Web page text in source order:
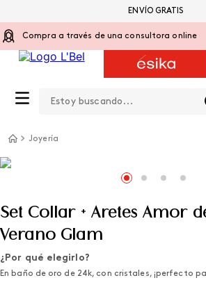
Compra a través de una consultora online
ENVÍO GRATIS
Joyería
Set Collar + Aretes Amor
Verano Glam
¿Por qué elegirlo?
En baño de oro de 24k, con cristales, ¡perfecto